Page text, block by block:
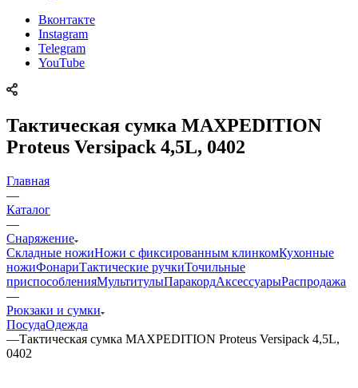
Вконтакте
Instagram
Telegram
YouTube
Тактическая сумка MAXPEDITION
Proteus Versipack 4,5L, 0402
Главная
—
Каталог
—
Снаряжение
Складные ножиНожи с фиксированным клинкомКухонные
ножиФонариТактические ручкиТочильные
приспособленияМультитулыПаракордАксессуарыРаспродажа
—
Рюкзаки и сумки
ПосудаОдежда
—Тактическая сумка MAXPEDITION Proteus Versipack 4,5L,
0402